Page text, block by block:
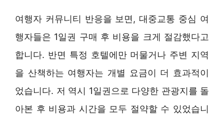
여행자 커뮤니티 반응을 보면, 대중교통 중심 여
행자들은 1일권 구매 후 비용을 크게 절감했다고
합니다. 반면 특정 호텔에만 머물거나 주변 지역
을 산책하는 여행자는 개별 요금이 더 효과적이
었습니다. 저 역시 1일권으로 다양한 관광지를 돌
아본 후 비용과 시간을 모두 절약할 수 있었습니